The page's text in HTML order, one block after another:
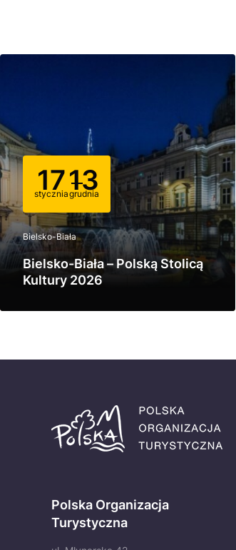
17
stycznia 13
grudnia
Bielsko-Biała
Bielsko-Biała – Polską Stolicą
Kultury 2026
Zobacz
Polska Organizacja
Turystyczna